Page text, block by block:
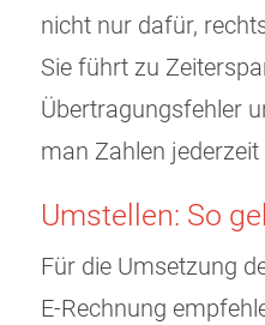
nicht nur dafür,
Sie führt zu
Übertragungsfehler
man Zahlen
Umstellen: So
Für die Umsetzung
E-Rechnung